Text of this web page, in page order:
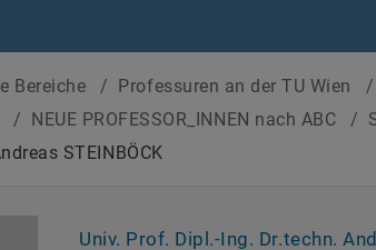
Bereiche / Professuren an der TU Wien
/
/ NEUE PROFESSOR_INNEN nach ABC /
STEINBÖCK
Univ. Prof. Dipl.-Ing. Dr.techn.